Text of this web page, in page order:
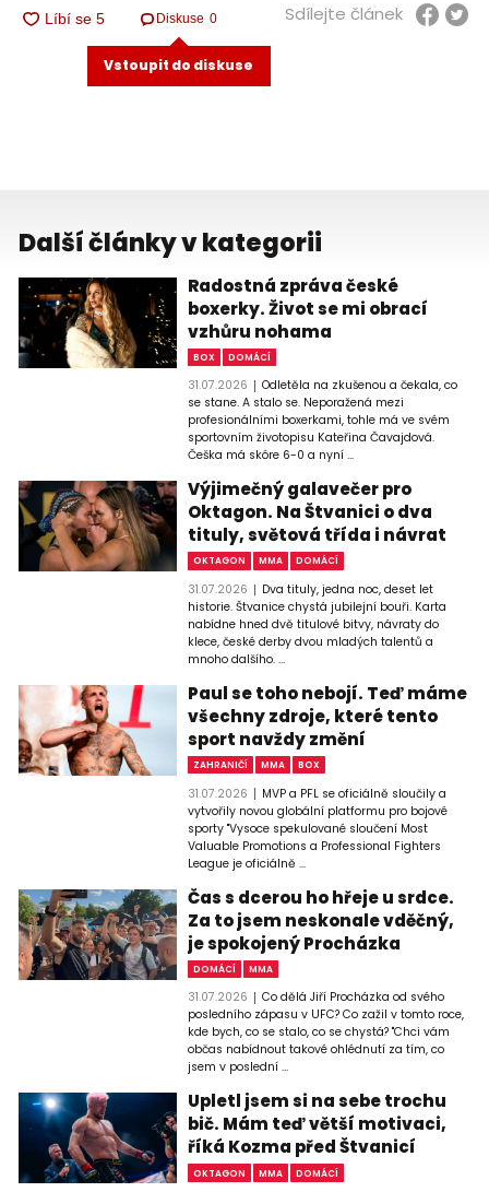
Diskuse 0
Vstoupit do diskuse
Sdílejte článek
Další články v kategorii
Radostná zpráva české
boxerky. Život se mi obrací
vzhůru nohama
BOX DOMÁCÍ
31.07.2026
Odletěla na zkušenou a čekala, co
se stane. A stalo se. Neporažená mezi
profesionálními boxerkami, tohle má ve svém
sportovním životopisu Kateřina Čavajdová.
Češka má skóre 6-0 a nyní ...
Výjimečný galavečer pro
Oktagon. Na Štvanici o dva
tituly, světová třída i návrat
OKTAGON MMA DOMÁCÍ
31.07.2026
Dva tituly, jedna noc, deset let
historie. Štvanice chystá jubilejní bouři. Karta
nabídne hned dvě titulové bitvy, návraty do
klece, české derby dvou mladých talentů a
mnoho dalšího. ...
Paul se toho nebojí. Teď máme
všechny zdroje, které tento
sport navždy změní
ZAHRANIČÍ MMA BOX
31.07.2026
MVP a PFL se oficiálně sloučily a
vytvořily novou globální platformu pro bojové
sporty "Vysoce spekulované sloučení Most
Valuable Promotions a Professional Fighters
League je oficiálně ...
Čas s dcerou ho hřeje u srdce.
Za to jsem neskonale vděčný,
je spokojený Procházka
DOMÁCÍ MMA
31.07.2026
Co dělá Jiří Procházka od svého
posledního zápasu v UFC? Co zažil v tomto roce,
kde bych, co se stalo, co se chystá? "Chci vám
občas nabídnout takové ohlédnutí za tím, co
jsem v poslední ...
Upletl jsem si na sebe trochu
bič. Mám teď větší motivaci,
říká Kozma před Štvanicí
OKTAGON MMA DOMÁCÍ